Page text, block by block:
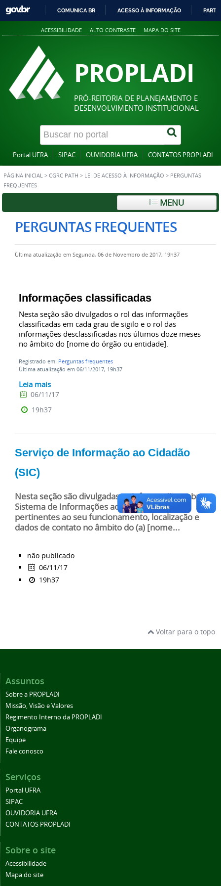
PARA
COMUNICA BR ACESSO À INFORMAÇÃO
ACESSIBILIDADE ALTO CONTRASTE MAPA DO SITE
PROPLADI
PRÓ-REITORIA DE PLANEJAMENTO E
DESENVOLVIMENTO INSTITUCIONAL
Portal UFRA SIPAC OUVIDORIA UFRA CONTATOS PROPLADI
PÁGINA INICIAL > CGRC PATH > LEI DE ACESSO À INFORMAÇÃO > PERGUNTAS
FREQUENTES
MENU
PERGUNTAS FREQUENTES
Última atualização em Segunda, 06 de Novembro de 2017, 19h37
Informações classificadas
Nesta seção são divulgados o rol das informações
classificadas em cada grau de sigilo e o rol das
informações desclassificadas nos últimos doze meses
no âmbito do [nome do órgão ou entidade].
Registrado em: Perguntas frequentes
Última atualização em 06/11/2017, 19h37
Leia mais
06/11/17
19h37
Serviço de Informação ao Cidadão
(SIC)
Nesta seção são divulgadas as informações sobre o
Sistema de Informações ao Cidadão (SIC),
pertinentes ao seu funcionamento, localização e
dados de contato no âmbito do (a) [nome...
não publicado
06/11/17
19h37
Voltar para o topo
Assuntos
Sobre a PROPLADI
Missão, Visão e Valores
Regimento Interno da PROPLADI
Organograma
Equipe
Fale conosco
Serviços
Portal UFRA
SIPAC
OUVIDORIA UFRA
CONTATOS PROPLADI
Sobre o site
Acessibilidade
Mapa do site